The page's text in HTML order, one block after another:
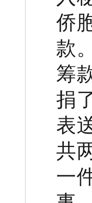
侨
款
筹
捐
表
共
一